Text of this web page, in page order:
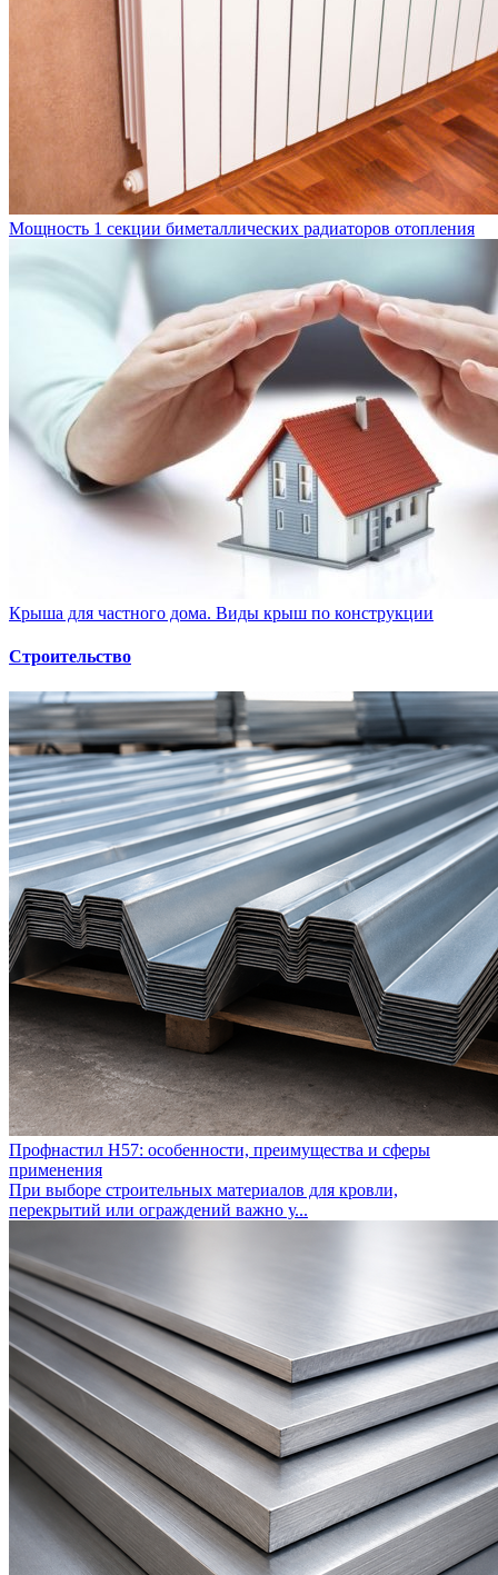
Мощность 1 секции биметаллических радиаторов отопления
Крыша для частного дома. Виды крыш по конструкции
Строительство
Профнастил Н57: особенности, преимущества и сферы
применения
При выборе строительных материалов для кровли,
перекрытий или ограждений важно у...